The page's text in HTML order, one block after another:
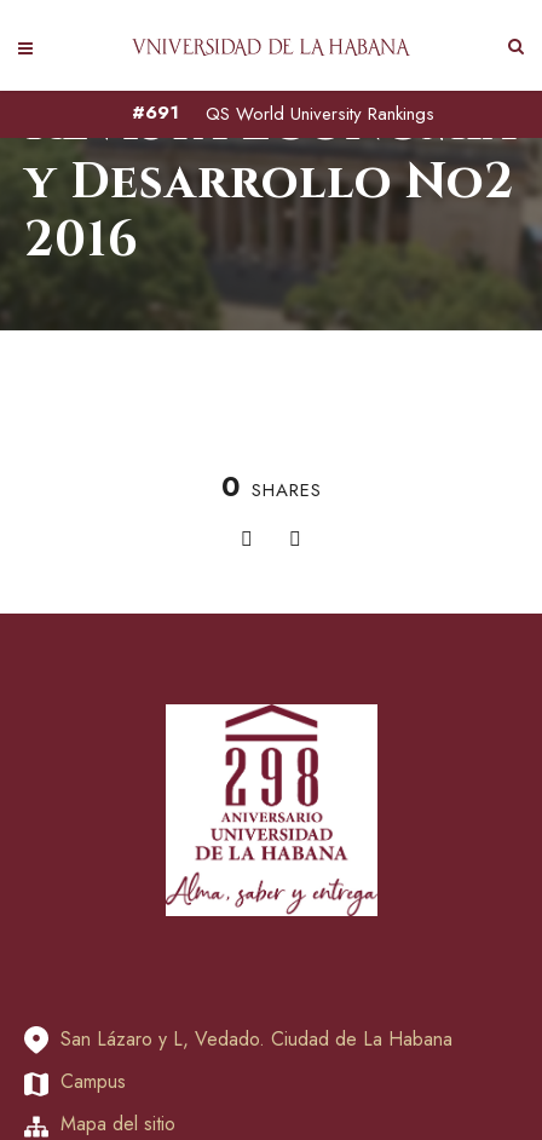
QS World University Rankings
#691
Revista Economía
y Desarrollo No2
2016
0 SHARES
San Lázaro y L, Vedado. Ciudad de La Habana
Campus
Mapa del sitio